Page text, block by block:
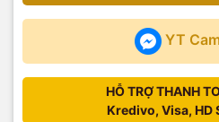
YT
HỖ TRỢ THANH
Kredivo, Visa, HD